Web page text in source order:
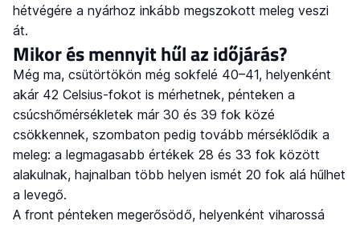
hétvégére a nyárhoz inkább megszokott meleg veszi
át.
Mikor és mennyit hűl az időjárás?
Még ma, csütörtökön még sokfelé 40–41, helyenként
akár 42 Celsius-fokot is mérhetnek, pénteken a
csúcshőmérsékletek már 30 és 39 fok közé
csökkennek, szombaton pedig tovább mérséklődik a
meleg: a legmagasabb értékek 28 és 33 fok között
alakulnak, hajnalban több helyen ismét 20 fok alá hűlhet
a levegő.
A front pénteken megerősödő, helyenként viharossá